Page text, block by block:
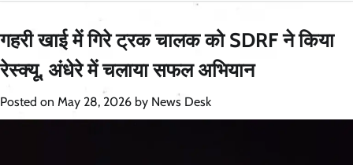
गहरी खाई में गिरे ट्रक चालक को SDRF ने किया
रेस्क्यू, अंधेरे में चलाया सफल अभियान
Posted on May 28, 2026 by News Desk